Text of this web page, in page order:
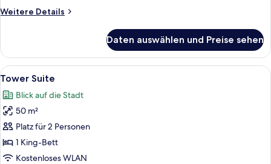
Weitere Details
Weitere
Suite
Daten auswählen und Preise sehen
Alle
Fotos
für
Tower
Suite
anzeigen
Ein Hotelzimmer mit einem großen
7
Tower Suite
Blick auf die Stadt
50 m²
Platz für 2 Personen
1 King-Bett
Kostenloses WLAN